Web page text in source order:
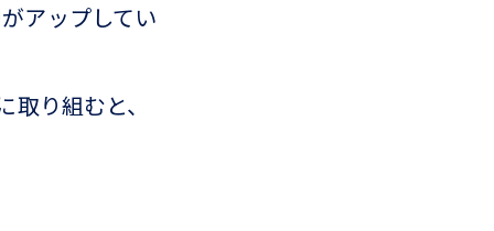
アップしてい
り組むと、